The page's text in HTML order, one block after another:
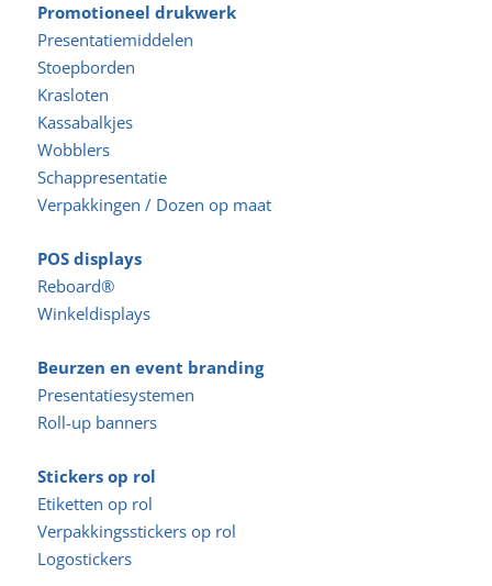
Promotioneel drukwerk
Presentatiemiddelen
Stoepborden
Krasloten
Kassabalkjes
Wobblers
Schappresentatie
Verpakkingen / Dozen op maat
POS displays
Reboard®
Winkeldisplays
Beurzen en event branding
Presentatiesystemen
Roll-up banners
Stickers op rol
Etiketten op rol
Verpakkingsstickers op rol
Logostickers